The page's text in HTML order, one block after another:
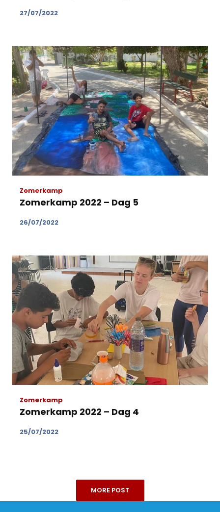
27/07/2022
Zomerkamp
Zomerkamp 2022 – Dag 5
26/07/2022
Zomerkamp
Zomerkamp 2022 – Dag 4
25/07/2022
MORE POST